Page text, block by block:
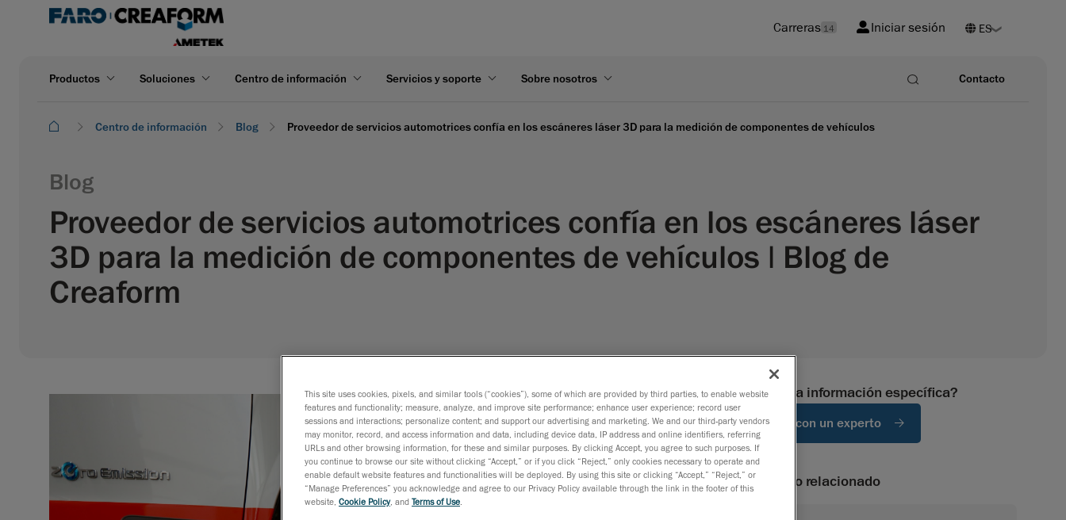
Carreras 14 Iniciar sesión
Productos Soluciones Centro de información Servicios y soporte Sobre nosotros Contacto
Centro de información Blog Proveedor de servicios automotrices confía en los escáneres láser 3D para la medición de componentes de vehículos
Blog
Proveedor de servicios automotrices confía en los escáneres láser
3D para la medición de componentes de vehículos | Blog de
Creaform
¿Necesita información específica?
Hablar con un experto
contenido relacionado
This site uses cookies, pixels, and similar tools (“cookies”), some of which are provided by third parties, to enable website
features and functionality; measure, analyze, and improve site performance; enhance user experience; record user
sessions and interactions; personalize content; and support our advertising and marketing. We and our third-party vendors
may monitor, record, and access information and data, including device data, IP address and online identifiers, referring
URLs and other browsing information, for these and similar purposes. By clicking Accept, you agree to such purposes. If
you continue to browse our site without clicking “Accept,” or if you click “Reject,” only cookies necessary to operate and
enable default website features and functionalities will be deployed. By using this site or clicking “Accept,” “Reject,” or
“Manage Preferences” you acknowledge and agree to our Privacy Policy available through the link in the footer of this
website, Cookie Policy, and Terms of Use